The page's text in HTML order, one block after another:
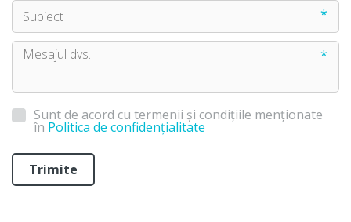
*
*
Sunt de acord cu termenii și condițiile menționate
în Politica de confidențialitate
Trimite